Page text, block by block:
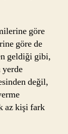
göre
göre de
geldiği gibi,
yerde
değil,
az kişi fark